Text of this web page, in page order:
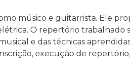
músico e guitarrista. Ele
O repertório trabalhado
e das técnicas
execução de